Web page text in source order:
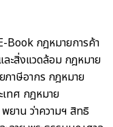
Book กฎหมายการค้า
ะสิ่งแวดล้อม กฎหมาย
ภาษีอากร กฎหมาย
เทศ กฎหมาย
ยาน ว่าความฯ สิทธิ